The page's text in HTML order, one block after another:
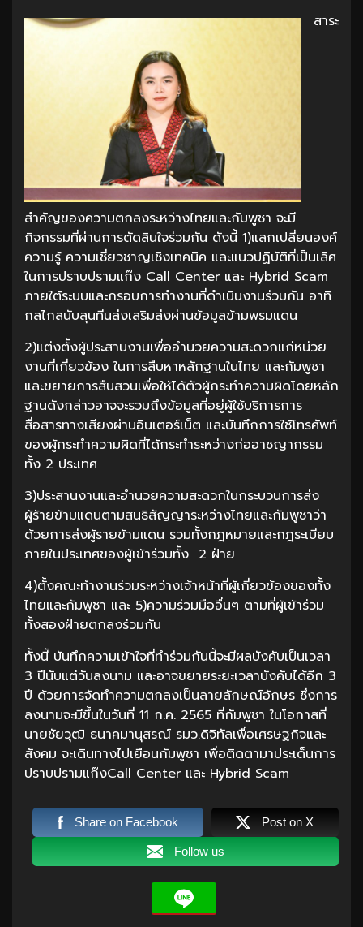
สาระ
สำคัญของความตกลงระหว่างไทยและกัมพูชา จะมี
กิจกรรมที่ผ่านการตัดสินใจร่วมกัน ดังนี้ 1)แลกเปลี่ยนองค์
ความรู้ ความเชี่ยวชาญเชิงเทคนิค และแนวปฏิบัติที่เป็นเลิศ
ในการปราบปรามแก๊ง Call Center และ Hybrid Scam
ภายใต้ระบบและกรอบการทำงานที่ดำเนินงานร่วมกัน อาทิ
กลไกสนับสุนทีนส่งเสริมส่งผ่านข้อมูลข้ามพรมแดน
2)แต่งตั้งผู้ประสานงานเพื่ออำนวยความสะดวกแก่หน่วย
งานที่เกี่ยวข้อง ในการสืบหาหลักฐานในไทย และกัมพูชา
และขยายการสืบสวนเพื่อให้ได้ตัวผู้กระทำความผิดโดยหลัก
ฐานดังกล่าวอาจจะรวมถึงข้อมูลที่อยู่ผู้ใช้บริการการ
สื่อสารทางเสียงผ่านอินเตอร์เน็ต และบันทึกการใช้โทรศัพท์
ของผู้กระทำความผิดที่ได้กระทำระหว่างก่ออาชญากรรม
ทั้ง 2 ประเทศ
3)ประสานงานและอำนวยความสะดวกในกระบวนการส่ง
ผู้ร้ายข้ามแดนตามสนธิสัญญาระหว่างไทยและกัมพูชาว่า
ด้วยการส่งผู้รายข้ามแดน รวมทั้งกฎหมายและกฎระเบียบ
ภายในประเทศของผู้เข้าร่วมทั้ง 2 ฝ่าย
4)ตั้งคณะทำงานร่วมระหว่างเจ้าหน้าที่ผู้เกี่ยวข้องของทั้ง
ไทยและกัมพูชา และ 5)ความร่วมมืออื่นๆ ตามที่ผู้เข้าร่วม
ทั้งสองฝ่ายตกลงร่วมกัน
ทั้งนี้ บันทึกความเข้าใจที่ทำร่วมกันนี้จะมีผลบังคับเป็นเวลา
3 ปีนับแต่วันลงนาม และอาจขยายระยะเวลาบังคับได้อีก 3
ปี ด้วยการจัดทำความตกลงเป็นลายลักษณ์อักษร ซึ่งการ
ลงนามจะมีขึ้นในวันที่ 11 ก.ค. 2565 ที่กัมพูชา ในโอกาสที่
นายชัยวุฒิ ธนาคมานุสรณ์ รมว.ดิจิทัลเพื่อเศรษฐกิจและ
สังคม จะเดินทางไปเยือนกัมพูชา เพื่อติดตามาประเด็นการ
ปราบปรามแก๊งCall Center และ Hybrid Scam
Share on Facebook Post on X
Follow us